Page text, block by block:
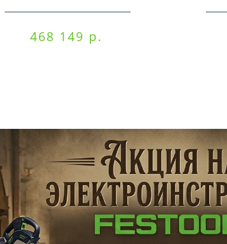
468 149 р.